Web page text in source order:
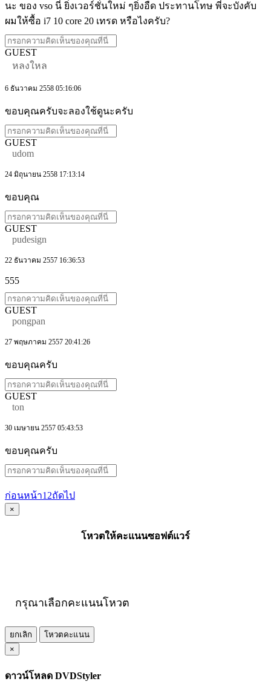
นะ ของ vso นี่ ยิ่งเวอร์ชั่นใหม่ ๆยิ่งอืด ประทานโทษ พี่จะบังคับ
ผมให้ซื้อ i7 10 core 20 เทรด หรือไงครับ?
GUEST
หลงใหล
6 ธันวาคม 2558 05:16:06
ขอบคุณครับจะลองใช้ดูนะครับ
GUEST
udom
24 มิถุนายน 2558 17:13:14
ขอบคุณ
GUEST
pudesign
22 ธันวาคม 2557 16:36:53
555
GUEST
pongpan
27 พฤษภาคม 2557 20:41:26
ขอบคุณครับ
GUEST
ton
30 เมษายน 2557 05:43:53
ขอบคุณครับ
ก่อนหน้า1 2ถัดไป
×
โหวตให้คะแนนซอฟต์แวร์
กรุณาเลือกคะแนนโหวต
ยกเลิก
โหวตคะแนน
×
ดาวน์โหลด DVDStyler